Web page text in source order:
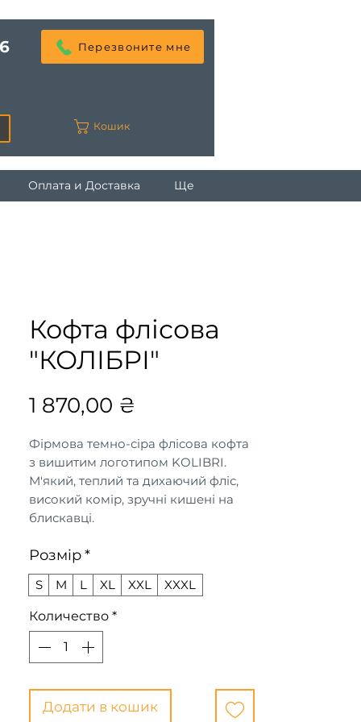
Перезвоните мне
Кошик
Оплата и Доставка Ще
Кофта флісова
"КОЛІБРІ"
1 870,00 ₴
Фірмова темно-сіра флісова кофта
з вишитим логотипом KOLIBRI.
М'який, теплий та дихаючий фліс,
високий комір, зручні кишені на
блискавці.
Розмір*
S M L XL XXL XXXL
Количество *
Додати в кошик